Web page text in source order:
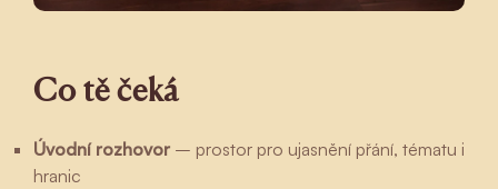
Co tě čeká
Úvodní rozhovor – prostor pro ujasnění přání, tématu i
hranic